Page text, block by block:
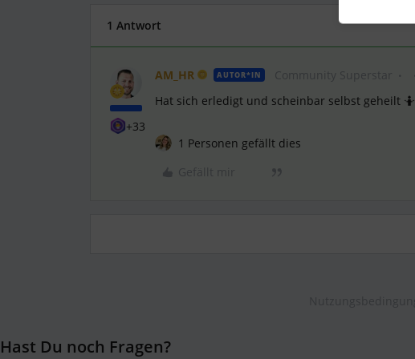
1 Antwort
+33
AM_HR AUTOR*IN
Hat sich erledigt und scheinbar selbst geheilt 🤷
1 Personen gefällt dies
Hast Du noch Fragen?